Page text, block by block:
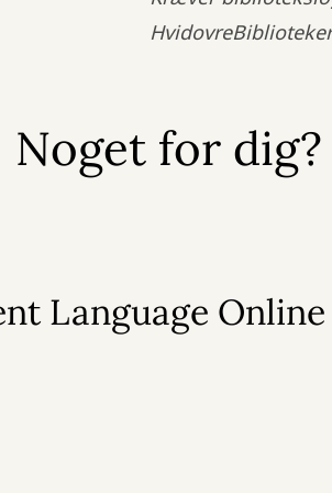
Noget for dig?
Language Online